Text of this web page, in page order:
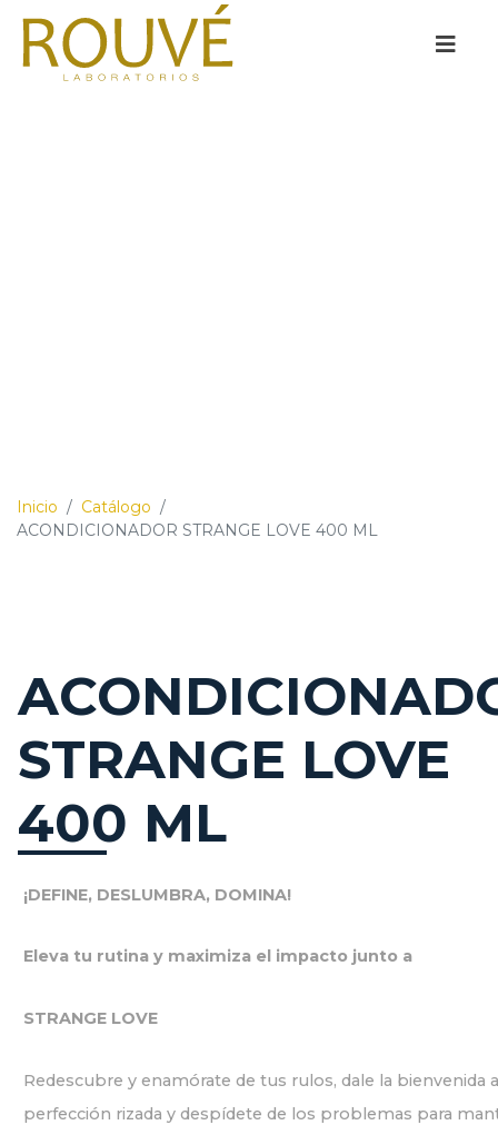
Inicio / Catálogo /
ACONDICIONADOR STRANGE LOVE 400 ML
STRANGE LOVE
400 ML
¡DEFINE, DESLUMBRA, DOMINA!
Eleva tu rutina y maximiza el impacto junto a
STRANGE LOVE
Redescubre y enamórate de tus rulos, dale la bienvenida
perfección rizada y despídete de los problemas para